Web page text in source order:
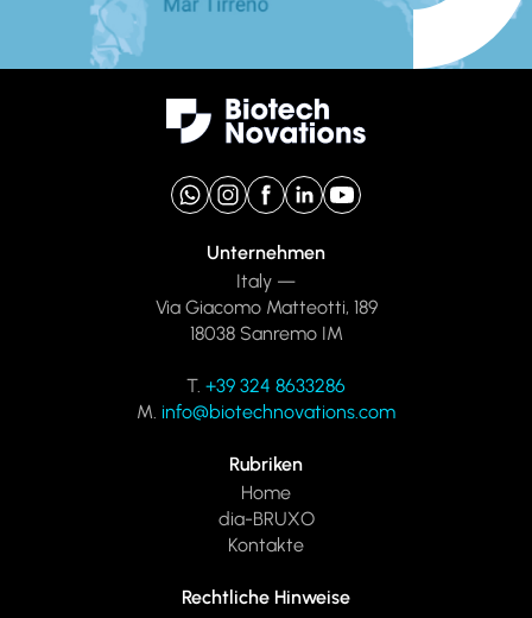
Unternehmen
Italy —
Via Giacomo Matteotti, 189
18038 Sanremo IM
T. +39 324 8633286
M. info@biotechnovations.com
Rubriken
Home
dia-BRUXO
Kontakte
Rechtliche Hinweise